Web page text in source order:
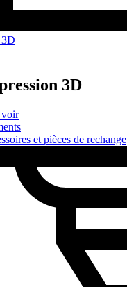
3D
et pièces de rechange